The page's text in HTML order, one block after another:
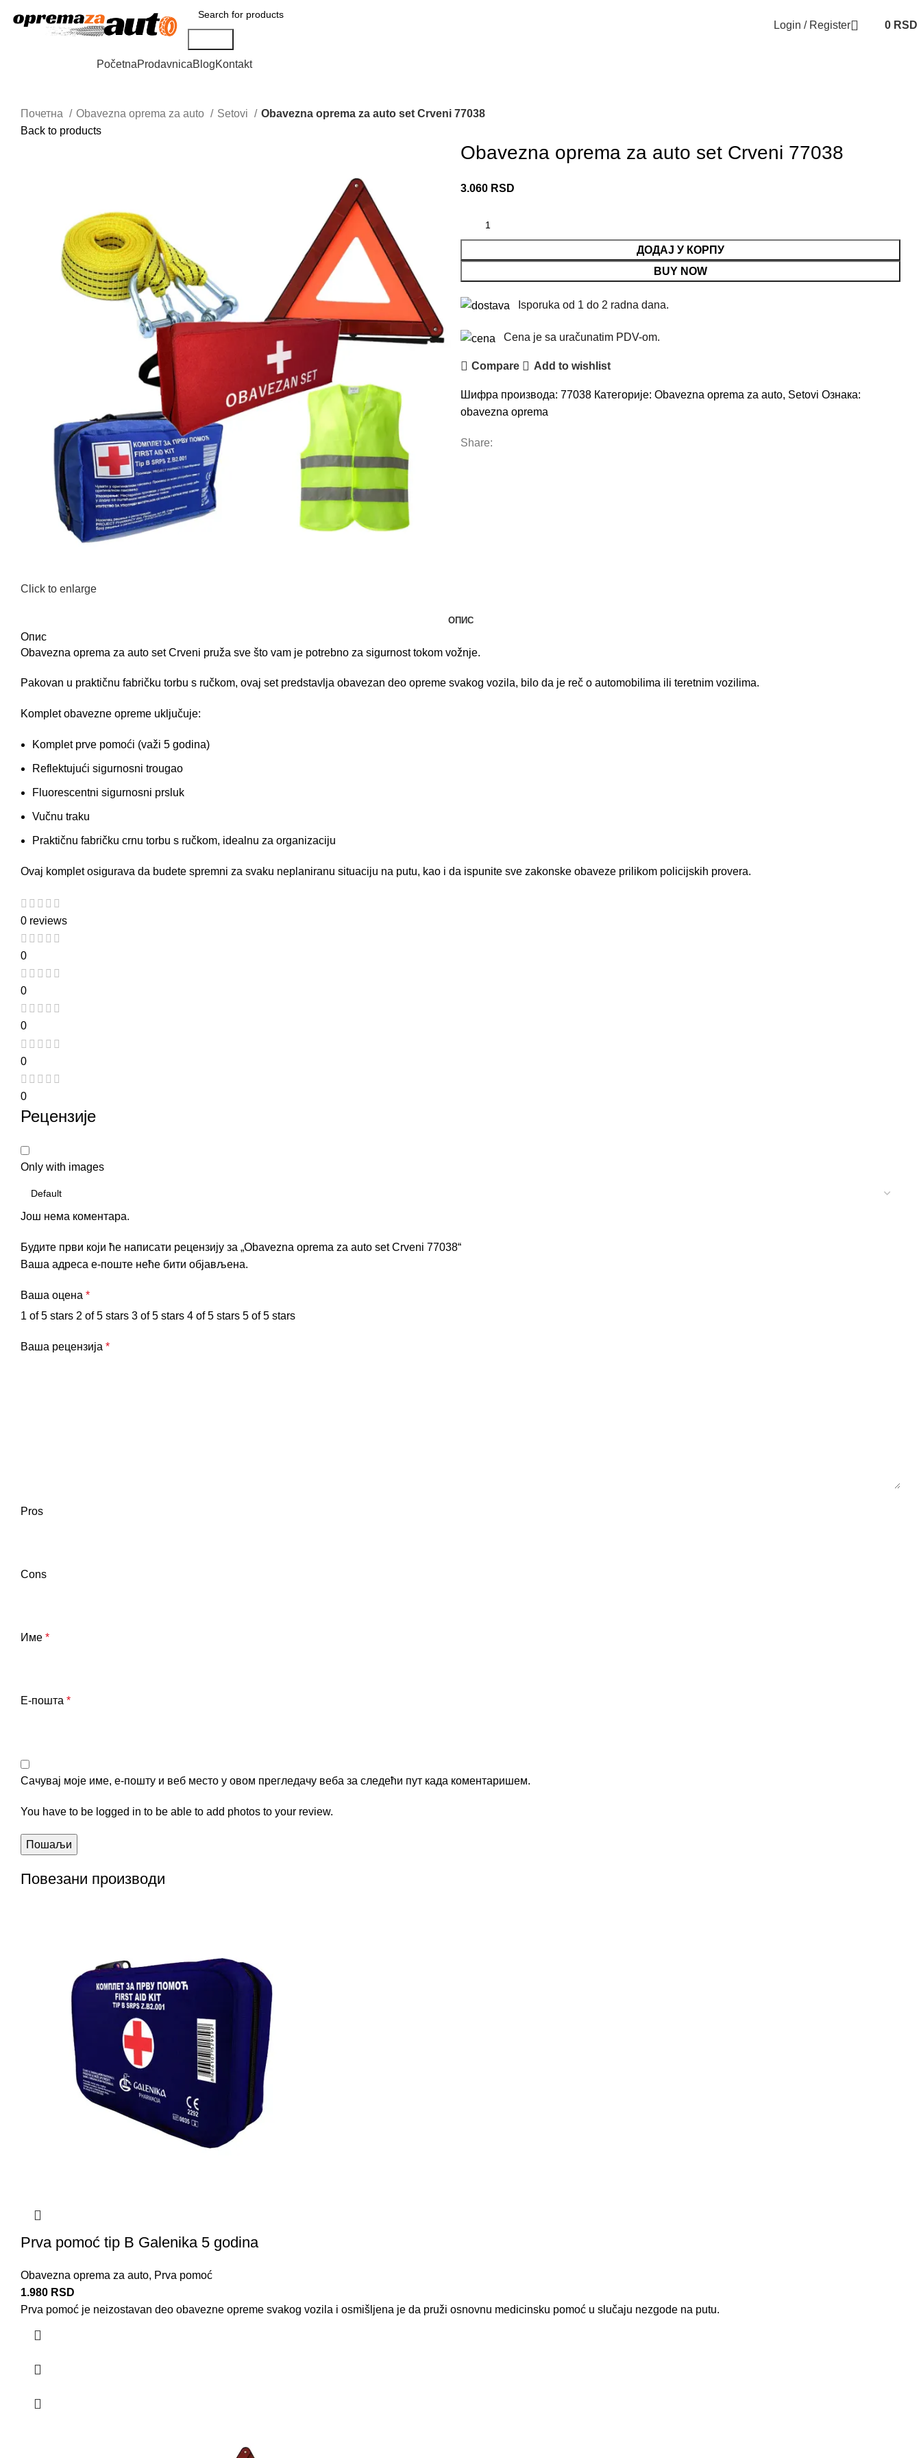
Login / Register 0 RSD
PočetnaProdavnicaBlogKontakt
Почетна Obavezna oprema za auto Setovi
Obavezna oprema za auto set Crveni 77038
Back to products
Click to enlarge
Obavezna oprema za auto set Crveni 77038
3.060 RSD
ДОДАЈ У КОРПУ
BUY NOW
Isporuka od 1 do 2 radna dana.
Cena je sa uračunatim PDV-om.
Compare Add to wishlist
Шифра производа: 77038 Категорије: Obavezna oprema za auto, Setovi Ознака:
obavezna oprema
Share:
ОПИС
Опис
Obavezna oprema za auto set Crveni pruža sve što vam je potrebno za sigurnost tokom vožnje.
Pakovan u praktičnu fabričku torbu s ručkom, ovaj set predstavlja obavezan deo opreme svakog vozila, bilo da je reč o automobilima ili teretnim vozilima.
Komplet obavezne opreme uključuje:
Komplet prve pomoći (važi 5 godina)
Reflektujući sigurnosni trougao
Fluorescentni sigurnosni prsluk
Vučnu traku
Praktičnu fabričku crnu torbu s ručkom, idealnu za organizaciju
Ovaj komplet osigurava da budete spremni za svaku neplaniranu situaciju na putu, kao i da ispunite sve zakonske obaveze prilikom policijskih provera.
0 reviews
0
0
0
0
0
Рецензије
Only with images
Још нема коментара.
Будите први који ће написати рецензију за „Obavezna oprema za auto set Crveni 77038“
Ваша адреса е-поште неће бити објављена.
Ваша оцена *
1 of 5 stars 2 of 5 stars 3 of 5 stars 4 of 5 stars 5 of 5 stars
Ваша рецензија *
Pros
Cons
Име *
Е-пошта *
Сачувај моје име, е-пошту и веб место у овом прегледачу веба за следећи пут када коментаришем.
You have to be logged in to be able to add photos to your review.
Повезани производи
Prva pomoć tip B Galenika 5 godina
Obavezna oprema za auto, Prva pomoć
1.980 RSD
Prva pomoć je neizostavan deo obavezne opreme svakog vozila i osmišljena je da pruži osnovnu medicinsku pomoć u slučaju nezgode na putu.